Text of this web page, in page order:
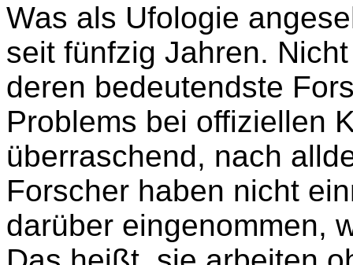
Was als Ufologie
seit fünfzig Jahren.
deren bedeutendste
Problems bei offiziellen
überraschend, nach
Forscher haben nicht
darüber eingenommen,